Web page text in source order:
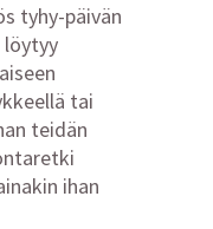
tyhy-päivän
löytyy
tai
teidän
ihan